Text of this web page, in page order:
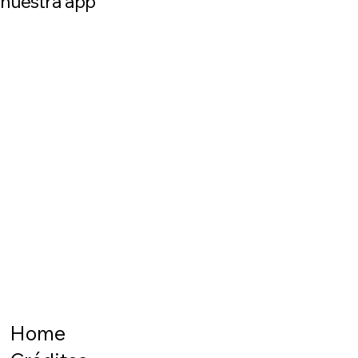
requiere Constancia Fiscal)
Home